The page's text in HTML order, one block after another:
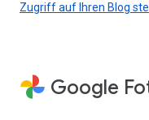
Zugriff auf Ihren Blog
Google